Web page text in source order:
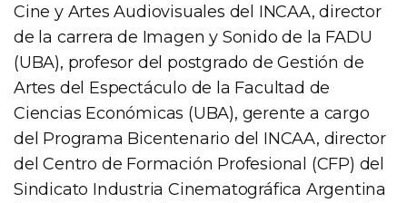
Cine y Artes Audiovisuales del INCAA, director
de la carrera de Imagen y Sonido de la FADU
(UBA), profesor del postgrado de Gestión de
Artes del Espectáculo de la Facultad de
Ciencias Económicas (UBA), gerente a cargo
del Programa Bicentenario del INCAA, director
del Centro de Formación Profesional (CFP) del
Sindicato Industria Cinematográfica Argentina